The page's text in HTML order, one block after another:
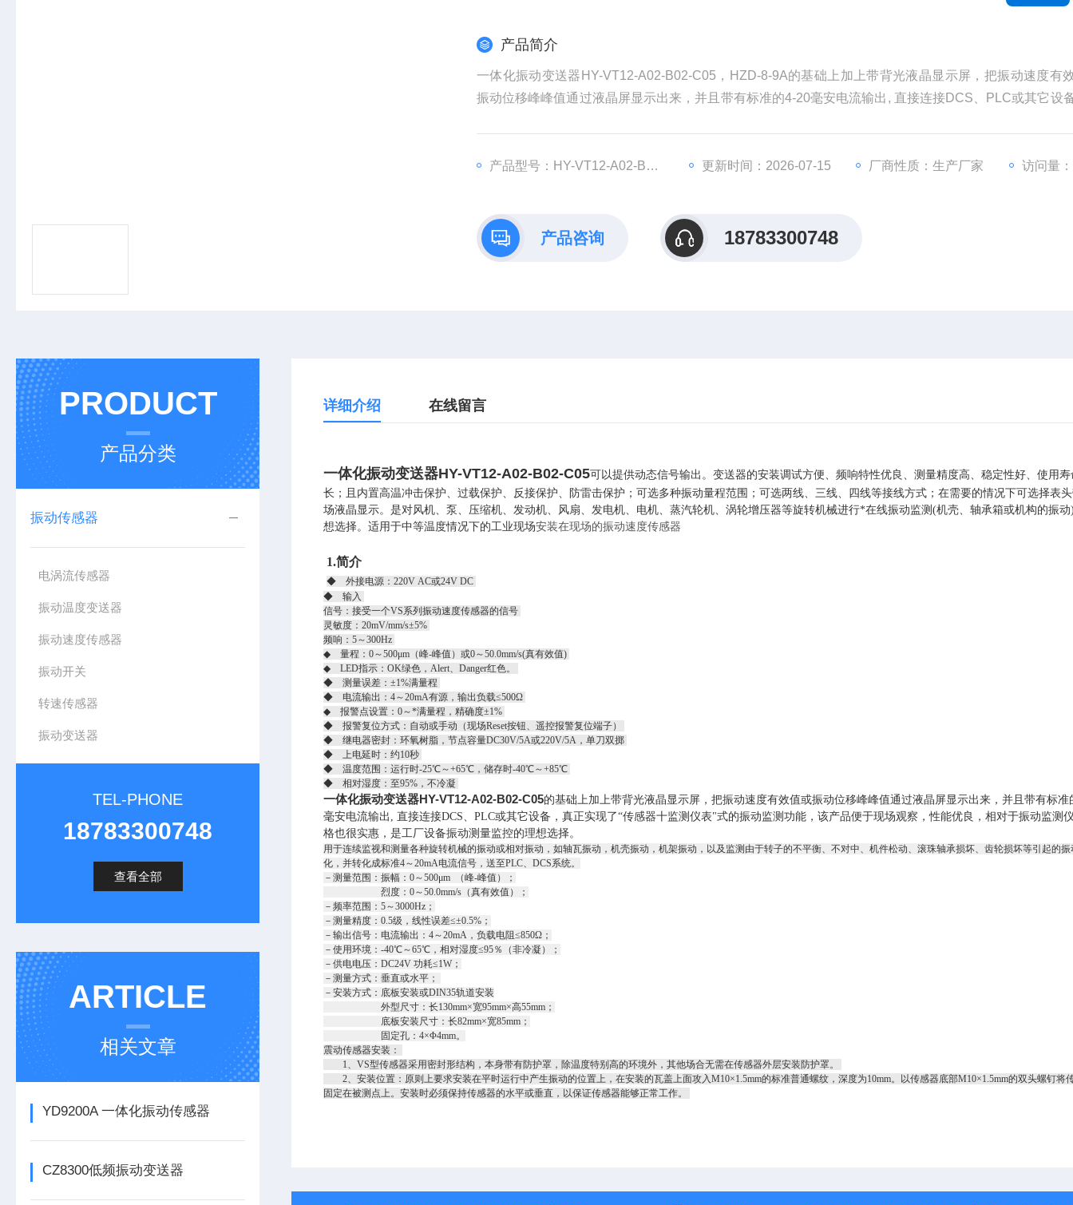
产品简介
一体化振动变送器HY-VT12-A02-B02-C05，HZD-8-9A的基础上加上带背光液晶显示屏，把振动速度有
振动位移峰峰值通过液晶屏显示出来，并且带有标准的4-20毫安电流输出, 直接连接DCS、PLC或其它设
产品型号：HY-VT12-A02-B02-C05
更新时间：2026-07-15 厂商性质：生产厂家 访问量
产品咨询 18783300748
PRODUCT
产品分类
振动传感器
电涡流传感器
振动温度变送器
振动速度传感器
振动开关
转速传感器
振动变送器
TEL-PHONE
18783300748
查看全部
ARTICLE
相关文章
YD9200A 一体化振动传感器
CZ8300低频振动变送器
详细介绍 在线留言
一体化振动变送器HY-VT12-A02-B02-C05可以提供动态信号输出。变送器的安装调试方便、频响特性优良、测量精度高、稳定性好、使用寿
长；且内置高温冲击保护、过载保护、反接保护、防雷击保护；可选多种振动量程范围；可选两线、三线、四线等接线方式；在需要的情况下可选择表
场液晶显示。是对风机、泵、压缩机、发动机、风扇、发电机、电机、蒸汽轮机、涡轮增压器等旋转机械进行*在线振动监测(机壳、轴承箱或机构的振
想选择。适用于中等温度情况下的工业现场安装在现场的振动速度传感器
1.简介
◆ 外接电源：220V AC或24V DC
◆ 输入
信号：接受一个VS系列振动速度传感器的信号
灵敏度：20mV/mm/s±5%
频响：5～300Hz
◆ 量程：0～500μm（峰-峰值）或0～50.0mm/s(真有效值)
◆ LED指示：OK绿色，Alert、Danger红色。
◆ 测量误差：±1%满量程
◆ 电流输出：4～20mA有源，输出负载≤500Ω
◆ 报警点设置：0～*满量程，精确度±1%
◆ 报警复位方式：自动或手动（现场Reset按钮、遥控报警复位端子）
◆ 继电器密封：环氧树脂，节点容量DC30V/5A或220V/5A，单刀双掷
◆ 上电延时：约10秒
◆ 温度范围：运行时-25℃～+65℃，储存时-40℃～+85℃
◆ 相对湿度：至95%，不冷凝
一体化振动变送器HY-VT12-A02-B02-C05的基础上加上带背光液晶显示屏，把振动速度有效值或振动位移峰峰值通过液晶屏显示出来，并且带有标准
毫安电流输出, 直接连接DCS、PLC或其它设备，真正实现了“传感器十监测仪表"式的振动监测功能，该产品便于现场观察，性能优良，相对于振动监测
格也很实惠，是工厂设备振动测量监控的理想选择。
用于连续监视和测量各种旋转机械的振动或相对振动，如轴瓦振动，机壳振动，机架振动，以及监测由于转子的不平衡、不对中、机件松动、滚珠轴承损坏、齿轮损坏等引起的振
化，并转化成标准4～20mA电流信号，送至PLC、DCS系统。
－测量范围：振幅：0～500μm （峰-峰值）；
烈度：0～50.0mm/s（真有效值）；
－频率范围：5～3000Hz；
－测量精度：0.5级，线性误差≤±0.5%；
－输出信号：电流输出：4～20mA，负载电阻≤850Ω；
－使用环境：-40℃～65℃，相对湿度≤95％（非冷凝）；
－供电电压：DC24V 功耗≤1W；
－测量方式：垂直或水平；
－安装方式：底板安装或DIN35轨道安装
外型尺寸：长130mm×宽95mm×高55mm；
底板安装尺寸：长82mm×宽85mm；
固定孔：4×Φ4mm。
震动传感器安装：
1、VS型传感器采用密封形结构，本身带有防护罩，除温度特别高的环境外，其他场合无需在传感器外层安装防护罩。
2、安装位置：原则上要求安装在平时运行中产生振动的位置上，在安装的瓦盖上面攻入M10×1.5mm的标准普通螺纹，深度为10mm。以传感器底部M10×1.5mm的双头螺钉将
固定在被测点上。安装时必须保持传感器的水平或垂直，以保证传感器能够正常工作。